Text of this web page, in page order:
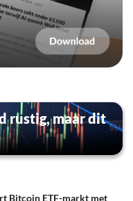
rustig, maar dit
Bitcoin ETF-markt met